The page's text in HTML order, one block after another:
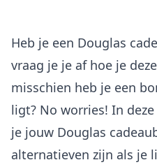
Heb je een Douglas
vraag je je af hoe je
misschien heb je een
ligt? No worries! In
je jouw Douglas
alternatieven zijn als je